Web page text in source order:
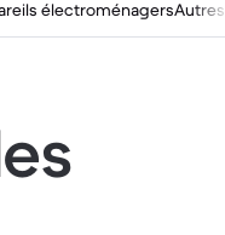
électroménagersAutres